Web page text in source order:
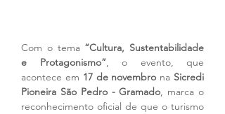
Com o tema “Cultura, Sustentabilidade
e Protagonismo”, o evento, que
acontece em 17 de novembro na Sicredi
Pioneira São Pedro - Gramado, marca o
reconhecimento oficial de que o turismo